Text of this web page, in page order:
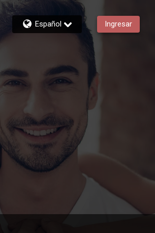
Español Ingresar